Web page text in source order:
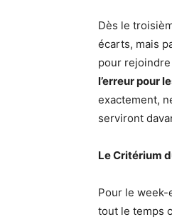
Dès le
écarts, mais
pour
l’erreur pour
exactement,
serviront
Le Critérium
Pour le week-
tout le temps